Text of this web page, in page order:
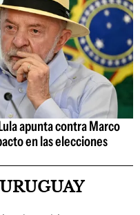
apunta contra Marco
en las elecciones